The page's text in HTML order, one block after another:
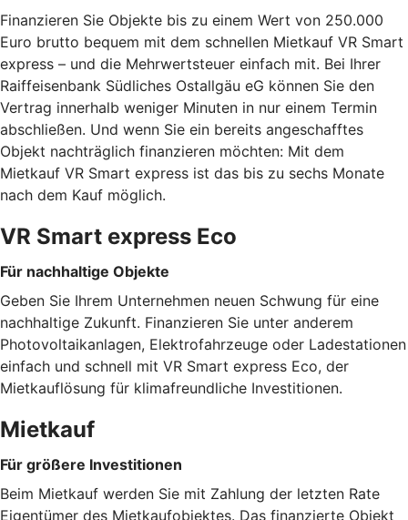
Finanzieren Sie Objekte bis zu einem Wert von 250.000
Euro brutto bequem mit dem schnellen Mietkauf VR Smart
express – und die Mehrwertsteuer einfach mit. Bei Ihrer
Raiffeisenbank Südliches Ostallgäu eG können Sie den
Vertrag innerhalb weniger Minuten in nur einem Termin
abschließen. Und wenn Sie ein bereits angeschafftes
Objekt nachträglich finanzieren möchten: Mit dem
Mietkauf VR Smart express ist das bis zu sechs Monate
nach dem Kauf möglich.
VR Smart express Eco
Für nachhaltige Objekte
Geben Sie Ihrem Unternehmen neuen Schwung für eine
nachhaltige Zukunft. Finanzieren Sie unter anderem
Photovoltaikanlagen, Elektrofahrzeuge oder Ladestationen
einfach und schnell mit VR Smart express Eco, der
Mietkauflösung für klimafreundliche Investitionen.
Mietkauf
Für größere Investitionen
Beim Mietkauf werden Sie mit Zahlung der letzten Rate
Eigentümer des Mietkaufobjektes. Das finanzierte Objekt